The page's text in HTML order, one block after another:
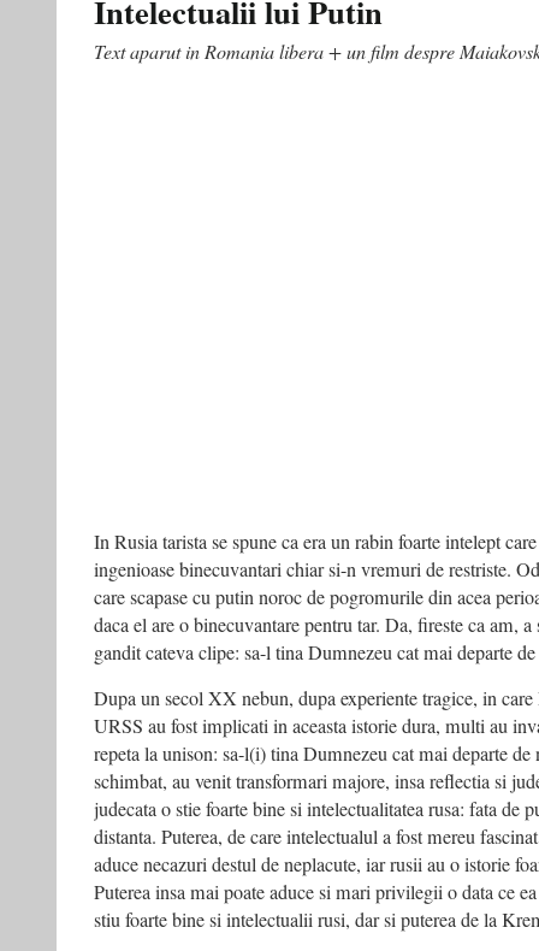
Intelectualii lui Putin
Text aparut in Romania libera + un film despre
In Rusia tarista se spune ca era un rabin foarte intelept
ingenioase binecuvantari chiar si-n vremuri de restriste.
care scapase cu putin noroc de pogromurile din acea
daca el are o binecuvantare pentru tar. Da, fireste ca am,
gandit cateva clipe: sa-l tina Dumnezeu cat mai departe
Dupa un secol XX nebun, dupa experiente tragice, in
URSS au fost implicati in aceasta istorie dura, multi au
repeta la unison: sa-l(i) tina Dumnezeu cat mai departe
schimbat, au venit transformari majore, insa reflectia si
judecata o stie foarte bine si intelectualitatea rusa: fata de
distanta. Puterea, de care intelectualul a fost mereu
aduce necazuri destul de neplacute, iar rusii au o istorie
Puterea insa mai poate aduce si mari privilegii o data ce
stiu foarte bine si intelectualii rusi, dar si puterea de la